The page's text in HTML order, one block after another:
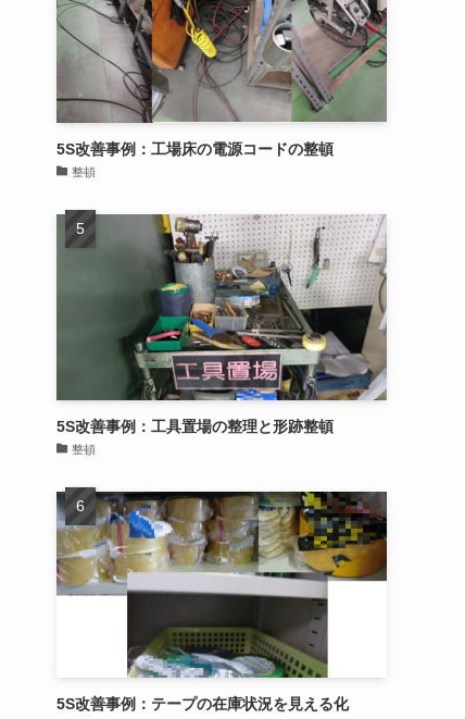
5S改善事例：工場床の電源コードの整頓
整頓
5S改善事例：工具置場の整理と形跡整頓
整頓
5S改善事例：テープの在庫状況を見える化